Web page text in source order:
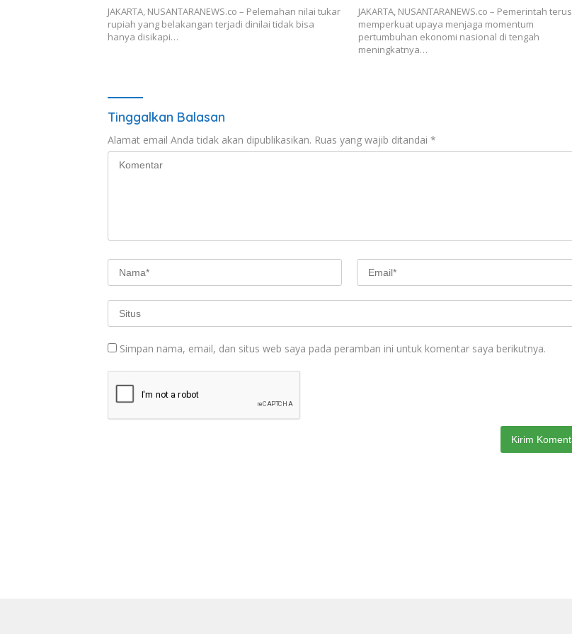
JAKARTA, NUSANTARANEWS.co – Pelemahan nilai tukar
rupiah yang belakangan terjadi dinilai tidak bisa
hanya disikapi…
JAKARTA, NUSANTARANEWS.co – Pemerintah terus
memperkuat upaya menjaga momentum
pertumbuhan ekonomi nasional di tengah
meningkatnya…
Tinggalkan Balasan
Alamat email Anda tidak akan dipublikasikan. Ruas yang wajib ditandai *
Simpan nama, email, dan situs web saya pada peramban ini untuk komentar saya berikutnya.